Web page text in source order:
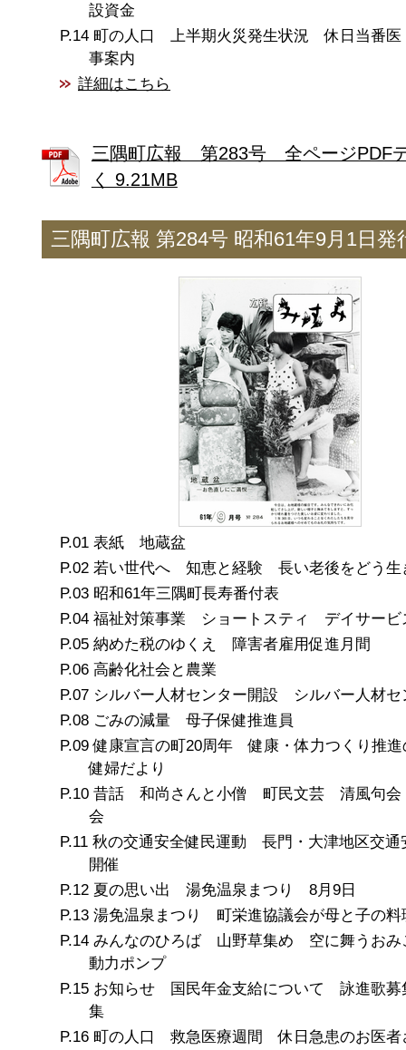
設資金
町の人口 上半期火災発生状況 休日当番
事案内
詳細はこちら
三隅町広報 第283号 全ページPDF
く 9.21MB
三隅町広報 第284号 昭和61年9月1日発
表紙 地蔵盆
若い世代へ 知恵と経験 長い老後をどう生
昭和61年三隅町長寿番付表
福祉対策事業 ショートスティ デイサービ
納めた税のゆくえ 障害者雇用促進月間
高齢化社会と農業
シルバー人材センター開設 シルバー人材セ
ごみの減量 母子保健推進員
健康宣言の町20周年 健康・体力つくり推
健婦だより
昔話 和尚さんと小僧 町民文芸 清風句
会
秋の交通安全健民運動 長門・大津地区交通
開催
夏の思い出 湯免温泉まつり 8月9日
湯免温泉まつり 町栄進協議会が母と子の料
みんなのひろば 山野草集め 空に舞うお
動力ポンプ
お知らせ 国民年金支給について 詠進歌
集
町の人口 救急医療週間 休日急患のお医